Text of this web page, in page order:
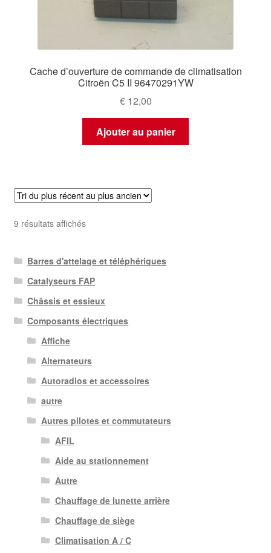
Cache d’ouverture de commande de climatisation
Citroën C5 II 96470291YW
€12,00
Ajouter au panier
9 résultats affichésTrié
récent
au
plus
ancien
Barres d'attelage et téléphériques
Catalyseurs FAP
Châssis et essieux
Composants électriques
Affiche
Alternateurs
Autoradios et accessoires
autre
Autres pilotes et commutateurs
AFIL
Aide au stationnement
Autre
Chauffage de lunette arrière
Chauffage de siège
Climatisation A / C